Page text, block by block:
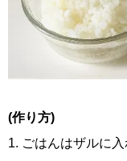
(作り方)
1. ごはんはザルに